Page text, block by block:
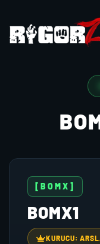
[BOMX]
BOMX1
KURUCU: